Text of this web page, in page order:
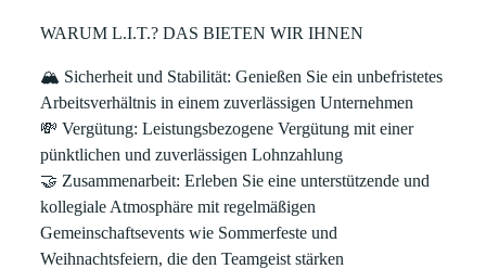
WARUM L.I.T.? DAS BIETEN WIR IHNEN
🏔 Sicherheit und Stabilität: Genießen Sie ein unbefristetes
Arbeitsverhältnis in einem zuverlässigen Unternehmen
💸 Vergütung: Leistungsbezogene Vergütung mit einer
pünktlichen und zuverlässigen Lohnzahlung
🤝 Zusammenarbeit: Erleben Sie eine unterstützende und
kollegiale Atmosphäre mit regelmäßigen
Gemeinschaftsevents wie Sommerfeste und
Weihnachtsfeiern, die den Teamgeist stärken